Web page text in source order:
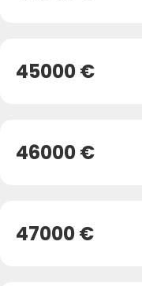
45000 €
46000 €
47000 €